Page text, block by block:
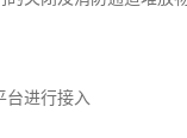
台进行接入